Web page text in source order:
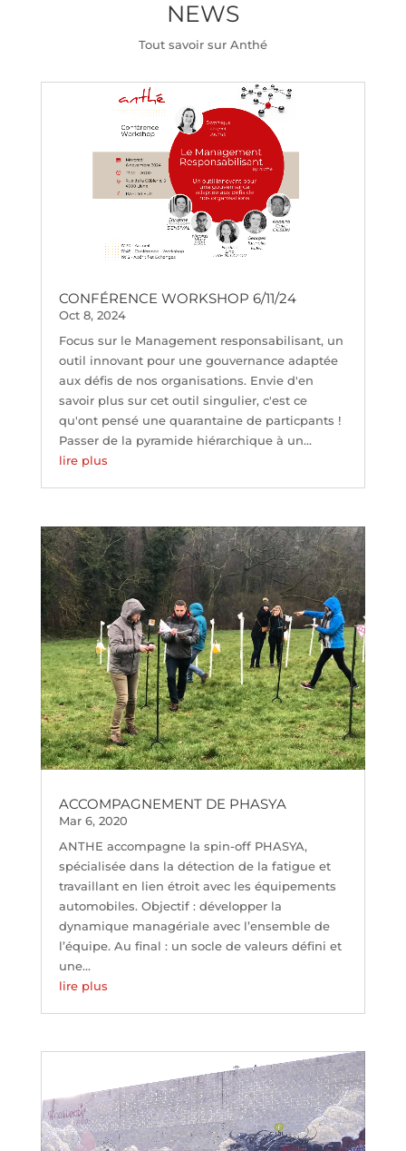
NEWS
Tout savoir sur Anthé
CONFÉRENCE WORKSHOP 6/11/24
Oct 8, 2024
Focus sur le Management responsabilisant, un
outil innovant pour une gouvernance adaptée
aux défis de nos organisations. Envie d'en
savoir plus sur cet outil singulier, c'est ce
qu'ont pensé une quarantaine de particpants !
Passer de la pyramide hiérarchique à un...
lire plus
ACCOMPAGNEMENT DE PHASYA
Mar 6, 2020
ANTHE accompagne la spin-off PHASYA,
spécialisée dans la détection de la fatigue et
travaillant en lien étroit avec les équipements
automobiles. Objectif : développer la
dynamique managériale avec l’ensemble de
l’équipe. Au final : un socle de valeurs défini et
une...
lire plus